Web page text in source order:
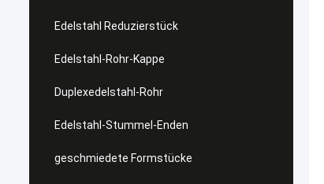
Edelstahl Reduzierstück
Edelstahl-Rohr-Kappe
Duplexedelstahl-Rohr
Edelstahl-Stummel-Enden
geschmiedete Formstücke